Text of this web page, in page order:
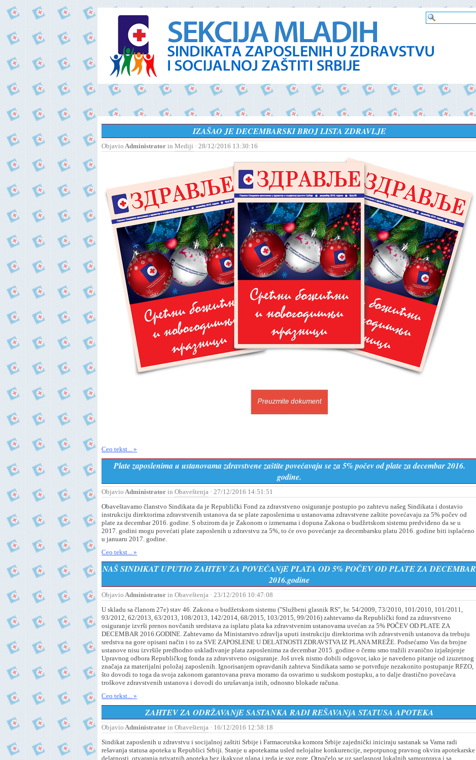
IZAŠAO JE DECEMBARSKI BROJ LISTA ZDRAVLJE
Objavio Administrator in Mediji · 28/12/2016 13:30:16
Ceo tekst... »
Plate zaposlenima u ustanovama zdravstvene zaštite povećavaju se za 5% počev od plate za decembar 2016.
godine.
Objavio Administrator in Obaveštenja · 27/12/2016 14:51:51
Obaveštavamo članstvo Sindikata da je Republički Fond za zdravstveno osiguranje postupio po zahtevu našeg Sindikata i dostavio
instrukciju direktorima zdravstvenih ustanova da se plate zaposlenima u ustanovama zdravstvene zaštite povećavaju za 5% počev od
plate za decembar 2016. godine. S obzirom da je Zakonom o izmenama i dopuna Zakona o budžetskom sistemu predviđeno da se u
2017. godini mogu povećati plate zaposlenih u zdravstvu za 5%, to će ovo povećanje za decembarsku platu 2016. godine biti isplaćeno
u januaru 2017. godine.
Ceo tekst... »
NAŠ SINDIKAT UPUTIO ZAHTEV ZA POVEĆANjE PLATA OD 5% POČEV OD PLATE ZA DECEMBAR
2016.godine
Objavio Administrator in Obaveštenja · 23/12/2016 10:47:08
U skladu sa članom 27e) stav 46. Zakona o budžetskom sistemu ("Službeni glasnik RS", br. 54/2009, 73/2010, 101/2010, 101/2011,
93/2012, 62/2013, 63/2013, 108/2013, 142/2014, 68/2015, 103/2015, 99/2016) zahtevamo da Republički fond za zdravstveno
osiguranje izvrši prenos novčanih sredstava za isplatu plata ka zdravstvenim ustanovama uvećan za 5% POČEV OD PLATE ZA
DECEMBAR 2016.GODINE. Zahtevamo da Ministarstvo zdravlja uputi instrukciju direktorima svih zdravstvenih ustanova da trebuju
sredstva na gore opisani način i to za SVE ZAPOSLENE U DELATNOSTI ZDRAVSTVA IZ PLANA MREŽE. Podsećamo Vas da brojne
ustanove nisu izvršile predhodno usklađivanje plata zaposlenima za decembar 2015. godine o čemu smo tražili zvanično izjašnjenje
Upravnog odbora Republičkog fonda za zdravstveno osiguranje. Još uvek nismo dobili odgovor, iako je navedeno pitanje od izuzetnog
značaja za materijalni položaj zaposlenih. Ignorisanjem opravdanih zahteva Sindikata samo se potvrđuje nezakonito postupanje RFZO,
što dovodi to toga da svoja zakonom garantovana prava moramo da osvarimo u sudskom postupku, a to dalje drastično povećava
troškove zdravstvenih ustanova i dovodi do urušavanja istih, odnosno blokade računa.
Ceo tekst... »
ZAHTEV ZA ODRŽAVANjE SASTANKA RADI REŠAVANjA STATUSA APOTEKA
Objavio Administrator in Obaveštenja · 16/12/2016 12:58:18
Sindikat zaposlenih u zdravstvu i socijalnoj zaštiti Srbije i Farmaceutska komora Srbije zajednički iniciraju sastanak sa Vama radi
rešavanja statusa apoteka u Republici Srbiji. Stanje u apotekama usled nelojalne konkurencije, nepotpunog pravnog okvira apotekarske
delatnosti, otvaranja privatnih apoteka bez ikakvog plana i reda je sve gore. Otpočelo se uz saglasnost lokalnih samouprava i sa